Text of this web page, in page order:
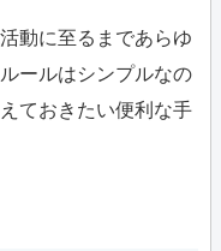
動に至るまであらゆ
ールはシンプルなの
ておきたい便利な手